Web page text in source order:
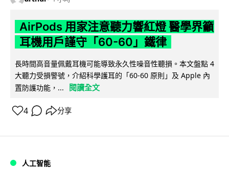
AirPods 用家注意聽力響紅燈 醫學界籲
耳機用戶謹守「60-60」鐵律
長時間高音量佩戴耳機可能導致永久性噪音性聽損。本文盤點 4
大聽力受損警號，介紹科學護耳的「60-60 原則」及 Apple 內
置防護功能，...
閱讀全文
4 分享
人工智能